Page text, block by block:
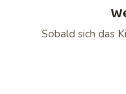
Sobald sich das